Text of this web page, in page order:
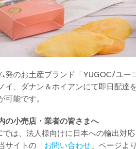
発のお土産ブランド「YUGOC/ユー
イ、ダナン＆ホイアンにて即日配
可能です。
の小売店・業者の皆さまへ
では、法人様向けに日本への輸出対
サイトの「お問い合わせ」ページよ